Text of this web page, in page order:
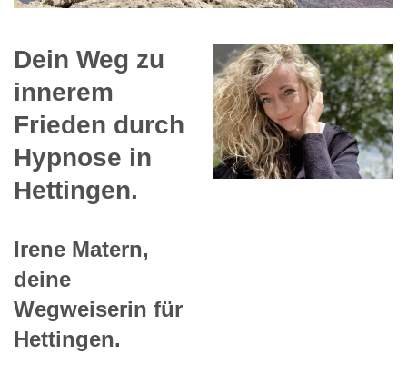
Dein Weg zu
innerem
Frieden durch
Hypnose in
Hettingen.
Irene Matern,
deine
Wegweiserin für
Hettingen.